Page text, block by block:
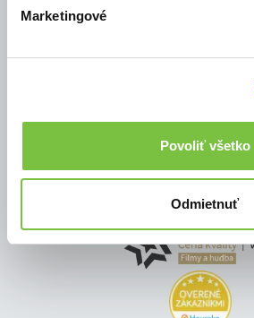
Marketingové
Povoliť všetko
Odmietnuť